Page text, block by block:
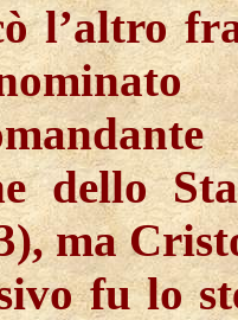
l’altro
dello
ma
fu lo